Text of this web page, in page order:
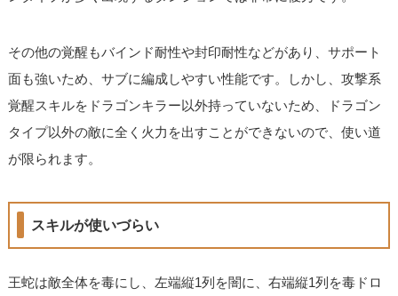
その他の覚醒もバインド耐性や封印耐性などがあり、サポート
面も強いため、サブに編成しやすい性能です。しかし、攻撃系
覚醒スキルをドラゴンキラー以外持っていないため、ドラゴン
タイプ以外の敵に全く火力を出すことができないので、使い道
が限られます。
スキルが使いづらい
王蛇は敵全体を毒にし、左端縦1列を闇に、右端縦1列を毒ドロ